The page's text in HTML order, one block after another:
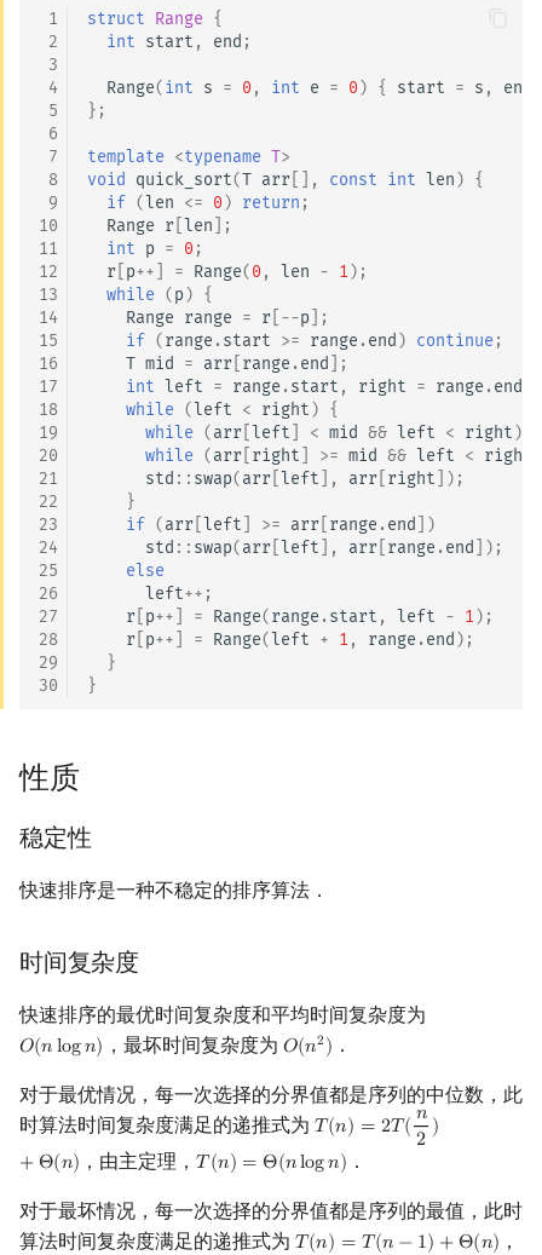
Min_25 筛
类欧几里德算法
Meissel–Lehmer 算法
连分数
Stern–Brocot 树与 Farey
二次域
Pell 方程
Berlekamp–Massey 算法
手指树
霍夫曼树
网络流
图的匹配
Prüfer 序列
矩阵树定理
LGV 引理
最大团搜索算法
支配树
图上随机游走
1
2
3
4
5
6
7
8
9
10
11
12
13
14
15
16
17
18
19
20
21
22
23
24
25
26
27
28
29
30
struct Range {
int start , end ;
Range(int s = 0, int e = 0) { start = s ,
end
};
template <typename T>
void
quick_sort(T arr [], const int len) {
if (len <= 0) return ;
Range r len ];
int p = 0;
r p++ = Range(0, len - 1);
while (p) {
Range range = r --p ];
if (range .start >= range .end ) continue ;
T mid = arr range .end
];
int left = range .start , right = range .end
while (left < right) {
while (arr left < mid && left < right)
while (arr right >= mid && left < right
std :: swap(arr left ], arr right ]);
}
if (arr left >= arr range .end
])
std :: swap(arr left ], arr range .end
]);
else
left++ ;
r p++ = Range(range .start , left - 1);
r p++ = Range(left + 1 , range .end );
}
}
性质
稳定性
快速排序是一种不稳定的排序算法．
时间复杂度
快速排序的最优时间复杂度和平均时间复杂度为
𝑂(𝑛log𝑛)
O(nlogn) ，最坏时间复杂度为 𝑂(𝑛2)
O(n2) ．
对于最优情况，每一次选择的分界值都是序列的中位数，此
时算法时间复杂度满足的递推式为 𝑇 (𝑛) = 2𝑇(𝑛
2 )
+ Θ(𝑛)
T(n)= 2T (n2)+Θ (
，由主定理，𝑇 (𝑛) = Θ(𝑛log𝑛)
T(n)= Θ( nlogn) ．
对于最坏情况，每一次选择的分界值都是序列的最值，此时
算法时间复杂度满足的递推式为 𝑇 (𝑛) = 𝑇(𝑛 − 1) + Θ(𝑛)
T(n)= T(n−1)+ Θ( n) ，